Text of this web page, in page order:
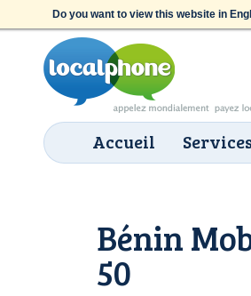
Do you want to view this website in
Accueil
Bénin
50